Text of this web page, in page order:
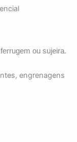
ou sujeira.
engrenagens